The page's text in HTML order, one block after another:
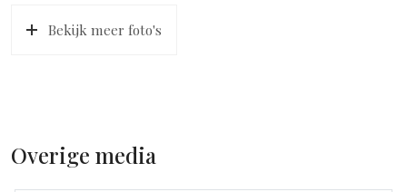
Bekijk meer foto's
Overige media